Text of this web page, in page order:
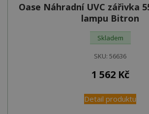
Oase Náhradní UVC zářivka
lampu Bitron
Skladem
SKU: 56636
1 562 Kč
Detail produktu